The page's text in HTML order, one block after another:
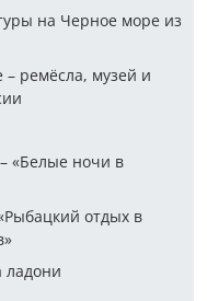
на Черное море из
– ремёсла, музей и
«Белые ночи в
отдых в
ладони